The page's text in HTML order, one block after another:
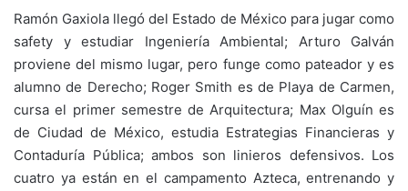
Ramón Gaxiola llegó del Estado de México para jugar como
safety y estudiar Ingeniería Ambiental; Arturo Galván
proviene del mismo lugar, pero funge como pateador y es
alumno de Derecho; Roger Smith es de Playa de Carmen,
cursa el primer semestre de Arquitectura; Max Olguín es
de Ciudad de México, estudia Estrategias Financieras y
Contaduría Pública; ambos son linieros defensivos. Los
cuatro ya están en el campamento Azteca, entrenando y